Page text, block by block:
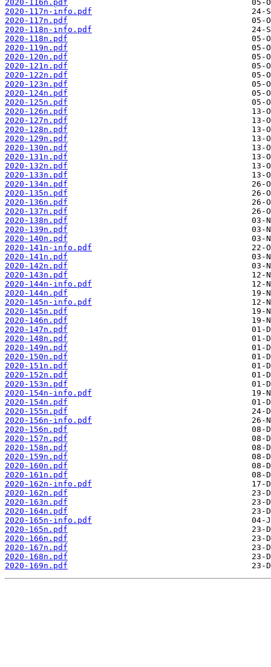
2020-116n.pdf
2020-117n-info.pdf
2020-117n.pdf
2020-118n-info.pdf
2020-118n.pdf
2020-119n.pdf
2020-120n.pdf
2020-121n.pdf
2020-122n.pdf
2020-123n.pdf
2020-124n.pdf
2020-125n.pdf
2020-126n.pdf
2020-127n.pdf
2020-128n.pdf
2020-129n.pdf
2020-130n.pdf
2020-131n.pdf
2020-132n.pdf
2020-133n.pdf
2020-134n.pdf
2020-135n.pdf
2020-136n.pdf
2020-137n.pdf
2020-138n.pdf
2020-139n.pdf
2020-140n.pdf
2020-141n-info.pdf
2020-141n.pdf
2020-142n.pdf
2020-143n.pdf
2020-144n-info.pdf
2020-144n.pdf
2020-145n-info.pdf
2020-145n.pdf
2020-146n.pdf
2020-147n.pdf
2020-148n.pdf
2020-149n.pdf
2020-150n.pdf
2020-151n.pdf
2020-152n.pdf
2020-153n.pdf
2020-154n-info.pdf
2020-154n.pdf
2020-155n.pdf
2020-156n-info.pdf
2020-156n.pdf
2020-157n.pdf
2020-158n.pdf
2020-159n.pdf
2020-160n.pdf
2020-161n.pdf
2020-162n-info.pdf
2020-162n.pdf
2020-163n.pdf
2020-164n.pdf
2020-165n-info.pdf
2020-165n.pdf
2020-166n.pdf
2020-167n.pdf
2020-168n.pdf
2020-169n.pdf